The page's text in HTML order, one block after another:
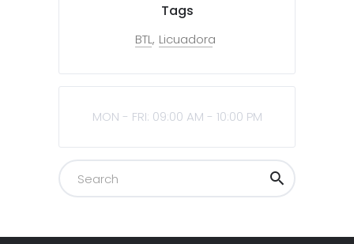
Tags
BTL Licuadora
MON - FRI: 09:00 AM - 10:00 PM